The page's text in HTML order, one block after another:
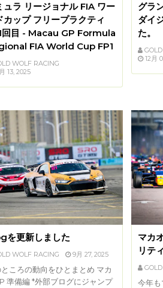
ュラ リージョナル FIA ワー
カップ フリープラクティ
回目 - Macau GP Formula
FIA World Cup FP1
WOLF RACING
13, 2025
グラ
ダイ
た。
12月
を更新しました
WOLF RACING 9月 27, 2025
ところの動向をひとまとめ マカ
準備編 *外部ブログにジャンプ
マカ
リテ
今年